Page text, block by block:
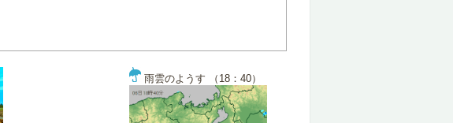
雨雲のようす （18：40）